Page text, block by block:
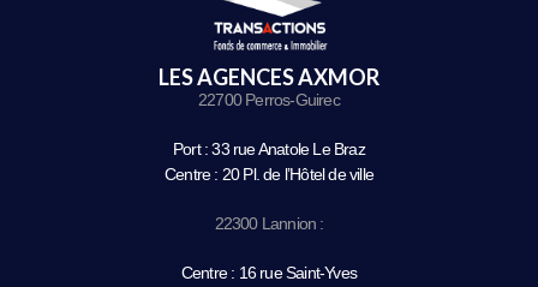
LES AGENCES AXMOR
22700 Perros-Guirec
Port : 33 rue Anatole Le Braz
Centre : 20 Pl. de l’Hôtel de ville
22300 Lannion :
Centre : 16 rue Saint-Yves